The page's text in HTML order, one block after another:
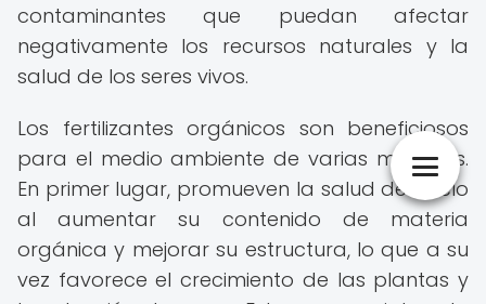
contaminantes que puedan afectar
negativamente los recursos naturales y la
salud de los seres vivos.
Los fertilizantes orgánicos son beneficiosos
para el medio ambiente de varias maneras.
En primer lugar, promueven la salud del suelo
al aumentar su contenido de materia
orgánica y mejorar su estructura, lo que a su
vez favorece el crecimiento de las plantas y